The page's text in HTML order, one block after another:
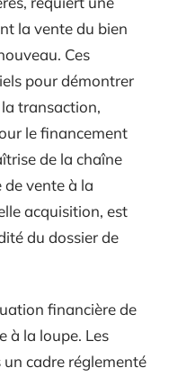
la vente du bien
Ces
pour démontrer
transaction,
le financement
de la chaîne
de vente à la
acquisition, est
du dossier de
financière de
à la loupe. Les
cadre réglementé